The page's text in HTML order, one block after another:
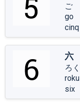
ご
go
cinq
六
ろく
roku
six